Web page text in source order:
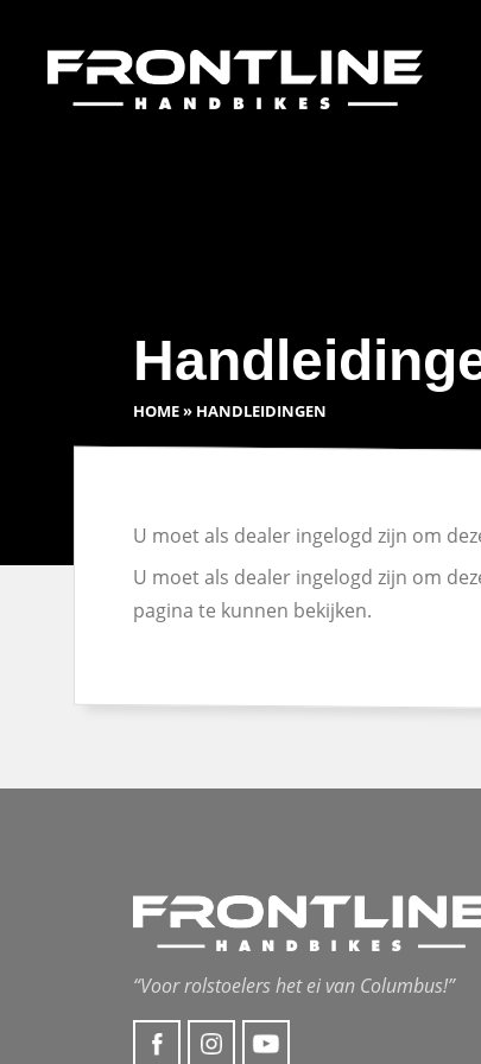
HOME» HANDLEIDINGEN
U moet als dealer ingelogd zijn om
U moet als dealer ingelogd zijn om
pagina te kunnen bekijken.
“Voor rolstoelers het ei van Columbus!”